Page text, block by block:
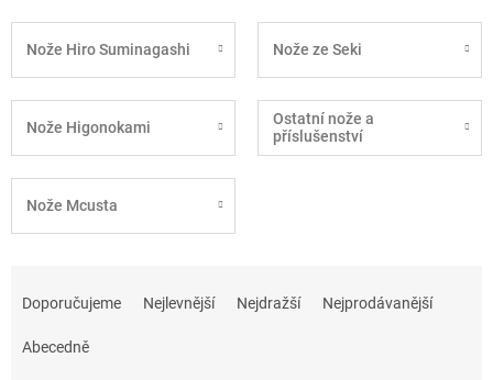
Nože Hiro Suminagashi Nože ze Seki
Nože Higonokami
Ostatní nože a
příslušenství
Nože Mcusta
a
e
Doporučujeme Nejlevnější Nejdražší Nejprodávanější
Abecedně